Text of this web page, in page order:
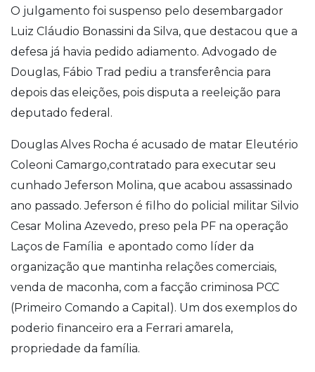
O julgamento foi suspenso pelo desembargador
Luiz Cláudio Bonassini da Silva, que destacou que a
defesa já havia pedido adiamento. Advogado de
Douglas, Fábio Trad pediu a transferência para
depois das eleições, pois disputa a reeleição para
deputado federal.
Douglas Alves Rocha é acusado de matar Eleutério
Coleoni Camargo,contratado para executar seu
cunhado Jeferson Molina, que acabou assassinado
ano passado. Jeferson é filho do policial militar Silvio
Cesar Molina Azevedo, preso pela PF na operação
Laços de Família e apontado como líder da
organização que mantinha relações comerciais,
venda de maconha, com a facção criminosa PCC
(Primeiro Comando a Capital). Um dos exemplos do
poderio financeiro era a Ferrari amarela,
propriedade da família.